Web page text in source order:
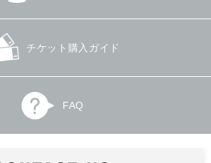
チケット購入ガイド
FAQ